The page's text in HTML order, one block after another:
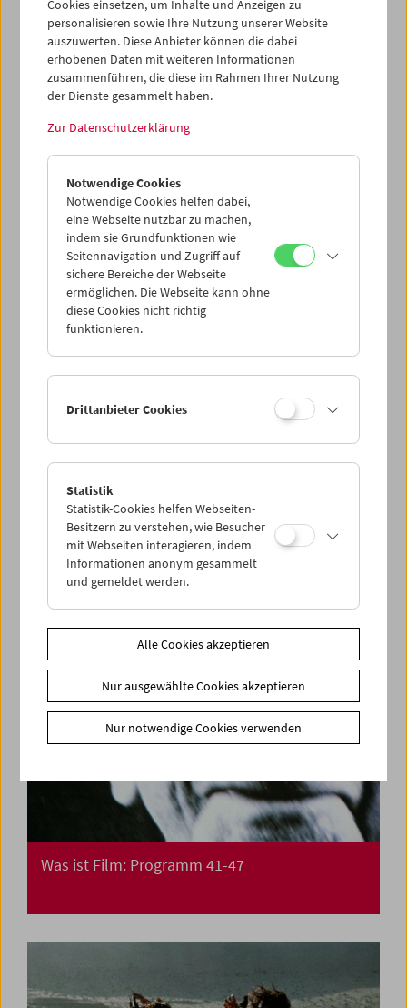
Kino-Atlas 4: München-Schwabing
Premiere: Film | Notfilm
Samuel Beckett, Buster Keaton, Ross Lipman
Was ist Film: Programm 41-47
Cookies einsetzen, um Inhalte und Anzeigen zu
personalisieren sowie Ihre Nutzung unserer Website
auszuwerten. Diese Anbieter können die dabei
erhobenen Daten mit weiteren Informationen
zusammenführen, die diese im Rahmen Ihrer Nutzung
der Dienste gesammelt haben.
Zur Datenschutzerklärung
Notwendige Cookies
Notwendige Cookies helfen dabei,
eine Webseite nutzbar zu machen,
indem sie Grundfunktionen wie
Seitennavigation und Zugriff auf
sichere Bereiche der Webseite
ermöglichen. Die Webseite kann ohne
diese Cookies nicht richtig
funktionieren.
Drittanbieter Cookies
Statistik
Statistik-Cookies helfen Webseiten-
Besitzern zu verstehen, wie Besucher
mit Webseiten interagieren, indem
Informationen anonym gesammelt
und gemeldet werden.
Alle Cookies akzeptieren
Nur ausgewählte Cookies akzeptieren
Nur notwendige Cookies verwenden